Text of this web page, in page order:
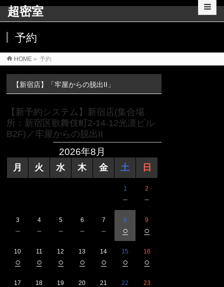
超密室
予約
HOME » 予約
【新宿店】「牢屋からの脱出II」
【新予約システム】新宿店(集合場
所：新宿区歌舞伎町2-14-12光凛ビル
B2F)／牢屋からの脱出II
2026年8月
月 火 水 木 金 土 日
1
－
2
－
3
－
4
－
5
－
6
－
7
－
8
○
9
○
10
○
11
○
12
○
13
○
14
○
15
○
16
○
17 18 19 20 21 22 23